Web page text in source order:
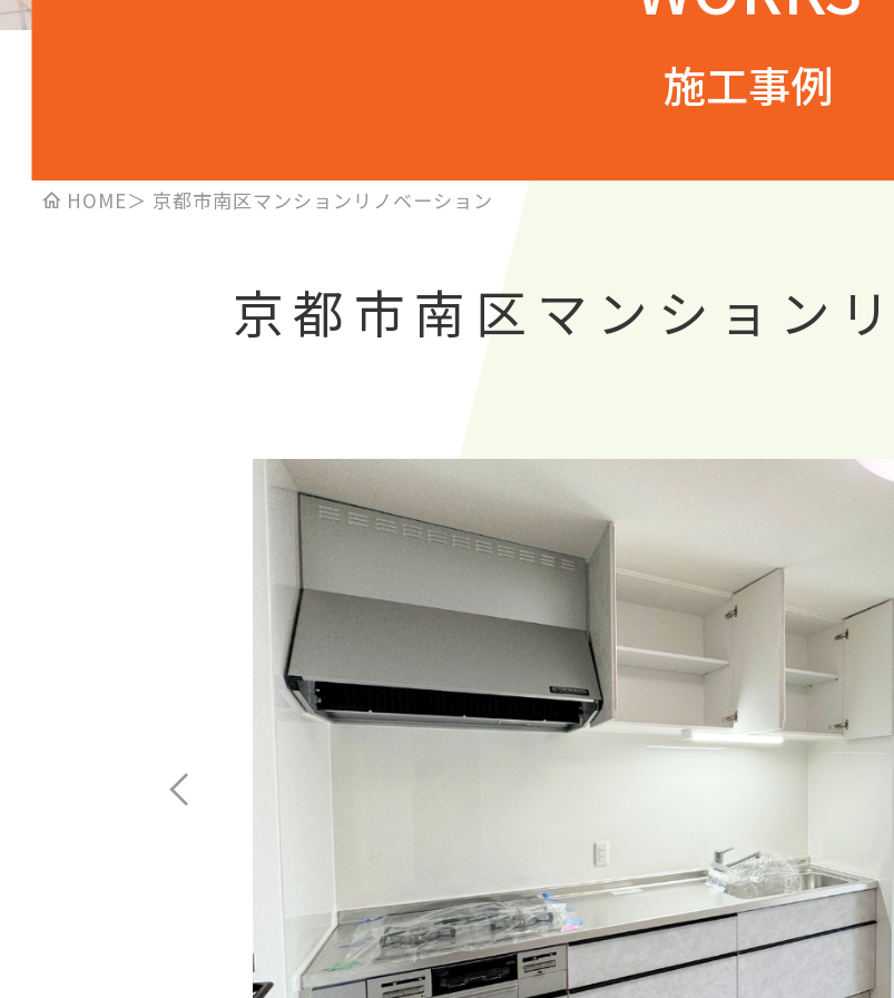
施工事例
HOME＞ 京都市南区マンションリノベーション
京都市南区マンション